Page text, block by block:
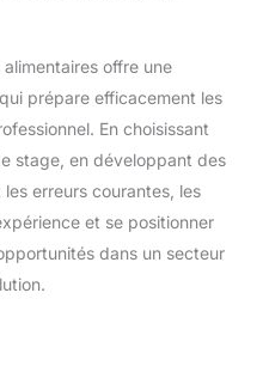
offre une
prépare efficacement les
En choisissant
stage, en développant des
erreurs courantes, les
et se positionner
dans un secteur